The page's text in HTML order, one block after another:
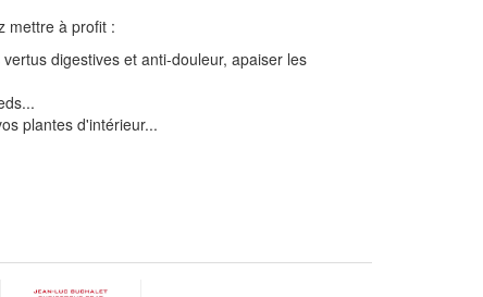
mettre à profit :
digestives et anti-douleur, apaiser les
plantes d'intérieur...